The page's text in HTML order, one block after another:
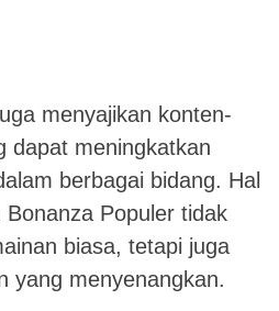
menyajikan konten-
dapat meningkatkan
berbagai bidang. Hal
Populer tidak
biasa, tetapi juga
yang menyenangkan.